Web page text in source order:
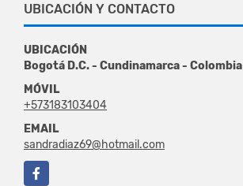
UBICACIÓN Y CONTACTO
UBICACIÓN
Bogotá D.C. - Cundinamarca - Colombia
MÓVIL
+573183103404
EMAIL
sandradiaz69@hotmail.com
Facebook